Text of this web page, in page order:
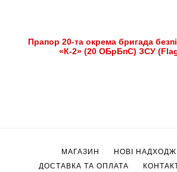
Прапор 20-та окрема бригада
«К-2» (20 ОБрБпС) ЗСУ
МАГАЗИН
НОВІ
ДОСТАВКА ТА ОПЛАТА